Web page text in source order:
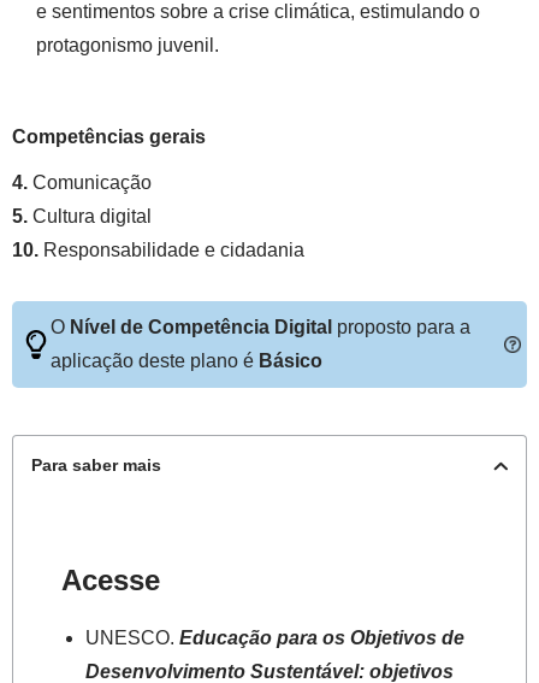
e sentimentos sobre a crise climática, estimulando o
protagonismo juvenil.
Competências gerais
4. Comunicação
5. Cultura digital
10. Responsabilidade e cidadania
O Nível de Competência Digital proposto para a
aplicação deste plano é Básico
Para saber mais
Acesse
UNESCO. Educação para os Objetivos de
Desenvolvimento Sustentável: objetivos